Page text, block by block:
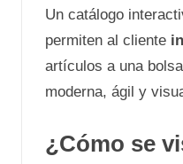
Un catálogo
permiten al cliente
artículos a una
moderna, ágil y
¿Cómo se